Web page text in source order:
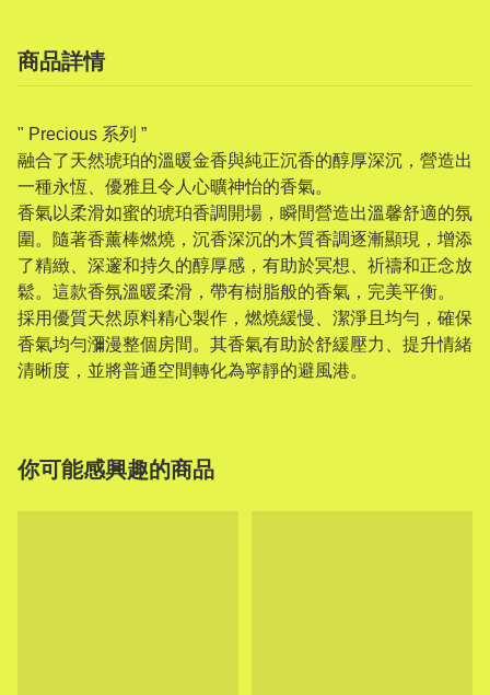
商品詳情
" Precious 系列 ”
融合了天然琥珀的溫暖金香與純正沉香的醇厚深沉，營造出
一種永恆、優雅且令人心曠神怡的香氣。
香氣以柔滑如蜜的琥珀香調開場，瞬間營造出溫馨舒適的氛
圍。隨著香薰棒燃燒，沉香深沉的木質香調逐漸顯現，增添
了精緻、深邃和持久的醇厚感，有助於冥想、祈禱和正念放
鬆。這款香氛溫暖柔滑，帶有樹脂般的香氣，完美平衡。
採用優質天然原料精心製作，燃燒緩慢、潔淨且均勻，確保
香氣均勻瀰漫整個房間。其香氣有助於舒緩壓力、提升情緒
清晰度，並將普通空間轉化為寧靜的避風港。
你可能感興趣的商品